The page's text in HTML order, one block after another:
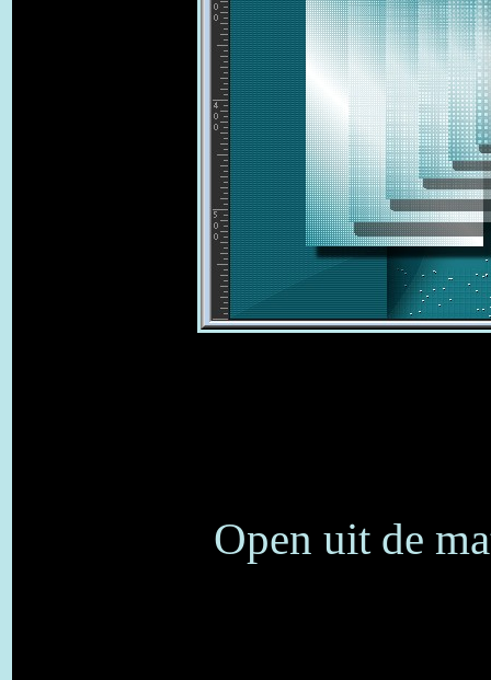
Open uit de